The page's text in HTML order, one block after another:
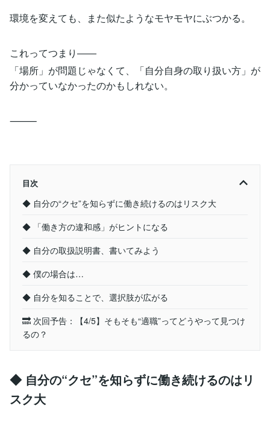
環境を変えても、また似たようなモヤモヤにぶつかる。
これってつまり――
「場所」が問題じゃなくて、「自分自身の取り扱い方」が
分かっていなかったのかもしれない。
⸻
目次
◆ 自分の“クセ”を知らずに働き続けるのはリスク大
◆ 「働き方の違和感」がヒントになる
◆ 自分の取扱説明書、書いてみよう
◆ 僕の場合は…
◆ 自分を知ることで、選択肢が広がる
🔜 次回予告：【4/5】そもそも“適職”ってどうやって見つけ
るの？
◆ 自分の“クセ”を知らずに働き続けるのはリ
スク大